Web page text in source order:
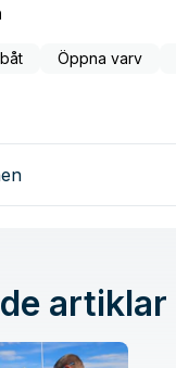
Öppna varv
artiklar